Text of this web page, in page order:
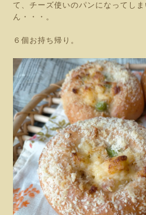
て、チーズ使いのパンになってし
ん・・・。
６個お持ち帰り。